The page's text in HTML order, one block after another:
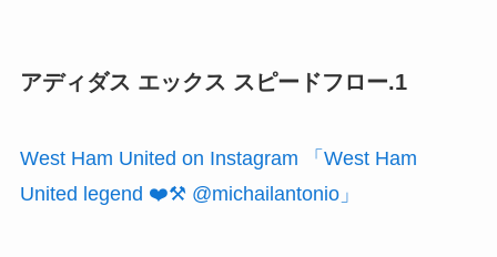
アディダス エックス スピードフロー.1
West Ham United on Instagram 「West Ham
United legend ❤️⚒ @michailantonio」